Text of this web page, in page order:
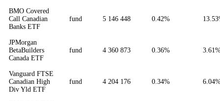
BMO Covered
Call Canadian
Banks ETF
fund 5 146 448 0.42%
JPMorgan
BetaBuilders
Canada ETF
fund 4 360 873 0.36%
Vanguard FTSE
Canadian High
Div Yld ETF
fund 4 204 176 0.34%